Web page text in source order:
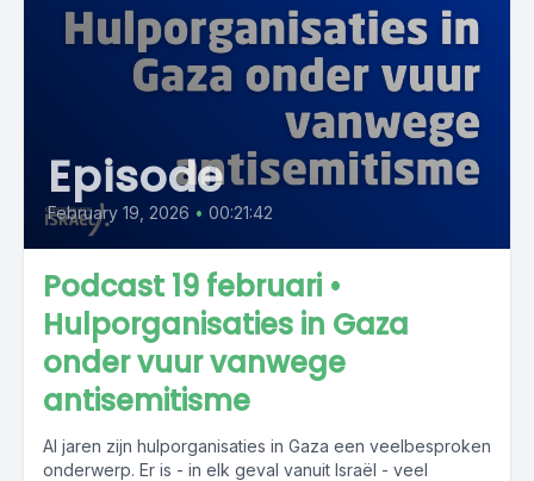
Episode
February 19, 2026 • 00:21:42
Podcast 19 februari •
Hulporganisaties in Gaza
onder vuur vanwege
antisemitisme
Al jaren zijn hulporganisaties in Gaza een veelbesproken
onderwerp. Er is - in elk geval vanuit Israël - veel